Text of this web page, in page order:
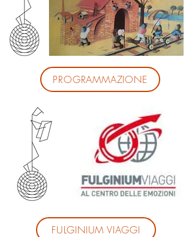
PROGRAMMAZIONE
FULGINIUM VIAGGI